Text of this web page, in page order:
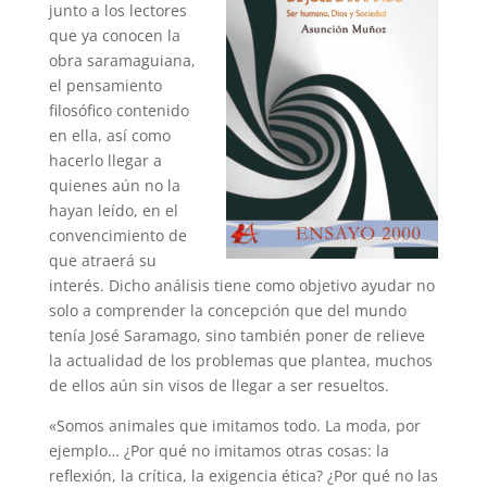
junto a los lectores
que ya conocen la
obra saramaguiana,
el pensamiento
filosófico contenido
en ella, así como
hacerlo llegar a
quienes aún no la
hayan leído, en el
convencimiento de
que atraerá su
interés. Dicho análisis tiene como objetivo ayudar no
solo a comprender la concepción que del mundo
tenía José Saramago, sino también poner de relieve
la actualidad de los problemas que plantea, muchos
de ellos aún sin visos de llegar a ser resueltos.
«Somos animales que imitamos todo. La moda, por
ejemplo… ¿Por qué no imitamos otras cosas: la
reflexión, la crítica, la exigencia ética? ¿Por qué no las